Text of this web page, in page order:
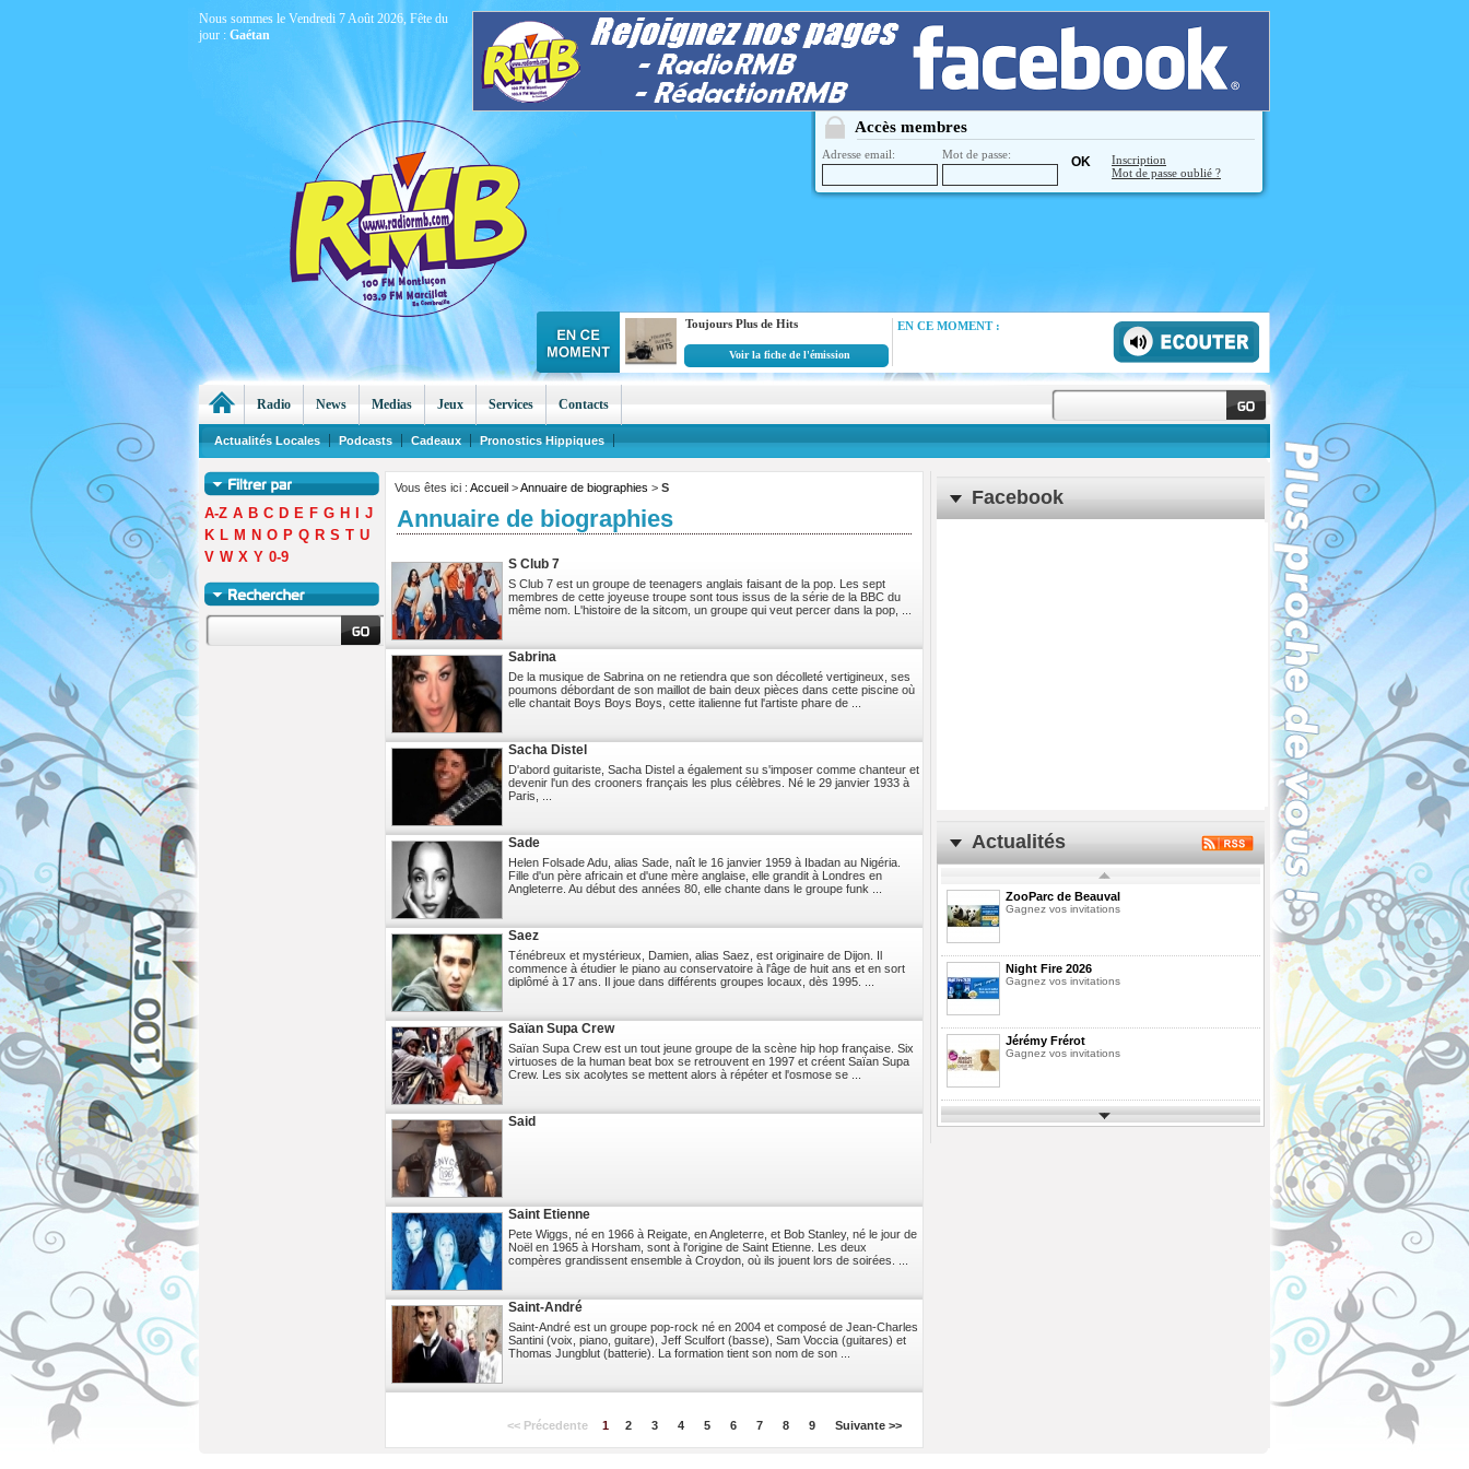
Vous êtes ici : Accueil >Annuaire de biographies > S
Annuaire de biographies
S Club 7
S Club 7 est un groupe de teenagers anglais faisant de la pop. Les sept
membres de cette joyeuse troupe sont tous issus de la série de la BBC du
même nom. L'histoire de la sitcom, un groupe qui veut percer dans la pop, ...
Sabrina
De la musique de Sabrina on ne retiendra que son décolleté vertigineux, ses
poumons débordant de son maillot de bain deux pièces dans cette piscine où
elle chantait Boys Boys Boys, cette italienne fut l'artiste phare de ...
Sacha Distel
D'abord guitariste, Sacha Distel a également su s'imposer comme chanteur et
devenir l'un des crooners français les plus célèbres. Né le 29 janvier 1933 à
Paris, ...
Sade
Helen Folsade Adu, alias Sade, naît le 16 janvier 1959 à Ibadan au Nigéria.
Fille d'un père africain et d'une mère anglaise, elle grandit à Londres en
Angleterre. Au début des années 80, elle chante dans le groupe funk ...
Saez
Ténébreux et mystérieux, Damien, alias Saez, est originaire de Dijon. Il
commence à étudier le piano au conservatoire à l'âge de huit ans et en sort
diplômé à 17 ans. Il joue dans différents groupes locaux, dès 1995. ...
Saïan Supa Crew
Saïan Supa Crew est un tout jeune groupe de la scène hip hop française. Six
virtuoses de la human beat box se retrouvent en 1997 et créent Saïan Supa
Crew. Les six acolytes se mettent alors à répéter et l'osmose se ...
Said
Saint Etienne
Pete Wiggs, né en 1966 à Reigate, en Angleterre, et Bob Stanley, né le jour de
Noël en 1965 à Horsham, sont à l'origine de Saint Etienne. Les deux
compères grandissent ensemble à Croydon, où ils jouent lors de soirées. ...
Saint-André
Saint-André est un groupe pop-rock né en 2004 et composé de Jean-Charles
Santini (voix, piano, guitare), Jeff Sculfort (basse), Sam Voccia (guitares) et
Thomas Jungblut (batterie). La formation tient son nom de son ...
<< Précedente 1 2 3 4 5 6 7 8 9 Suivante >>
Facebook
Actualités
ZooParc de Beauval
Gagnez vos invitations
Night Fire 2026
Gagnez vos invitations
Jérémy Frérot
Gagnez vos invitations
Parcs d'Attractions et de Loisirs 2026
A-Z A B C D E F G H
J
K L M N O P Q R S T U
V W X Y 0-9
Toujours Plus de Hits
Voir la fiche de l'émission
EN CE MOMENT :
Accès membres
Adresse email: Mot de passe:
Inscription
Mot de passe oublié ?
Radio News Medias Jeux Services Contacts
Actualités Locales Podcasts Cadeaux Pronostics Hippiques
Nous sommes le Vendredi 7 Août 2026, Fête du
jour : Gaétan